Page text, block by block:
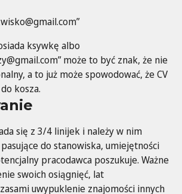
”
ksywkę albo
” może to być znak, że nie
a to już może spowodować, że CV
kosza.
się z 3/4 linijek i należy w nim
do stanowiska, umiejętności
pracodawca poszukuje. Ważne
swoich osiągnięć, lat
uwypuklenie znajomości innych